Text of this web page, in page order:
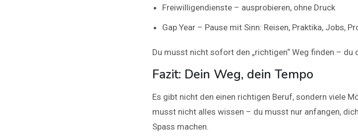
Freiwilligendienste – ausprobieren, ohne Druck
Gap Year – Pause mit Sinn: Reisen, Praktika, Jobs,
Du musst nicht sofort den „richtigen“ Weg finden –
Fazit: Dein Weg, dein Tempo
Es gibt nicht den einen richtigen Beruf, sondern viele
musst nicht alles wissen – du musst nur anfangen,
Spass machen.